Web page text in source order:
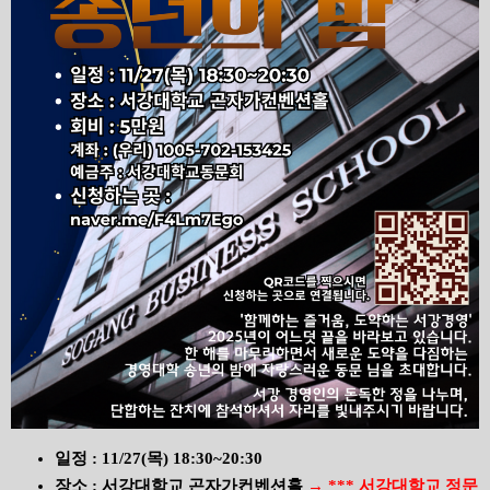
일정 : 11/27(목) 18:30~20:30
장소 : 서강대학교 곤자가컨벤션홀 → *** 서강대학교 정문